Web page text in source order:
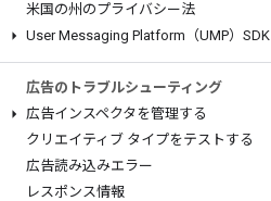
米国の州のプライバシー法
User Messaging Platform（UMP）SDK
広告のトラブルシューティング
広告インスペクタを管理する
クリエイティブ タイプをテストする
広告読み込みエラー
レスポンス情報